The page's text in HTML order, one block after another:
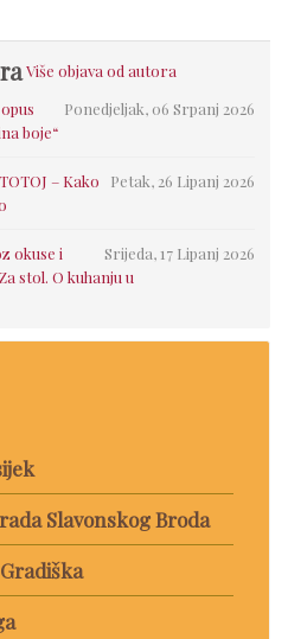
Više objava od autora
Ponedjeljak, 06 Srpanj 2026
boje“
Petak, 26 Lipanj 2026
– Kako
Srijeda, 17 Lipanj 2026
okuse i
stol. O kuhanju u
Slavonskog Broda